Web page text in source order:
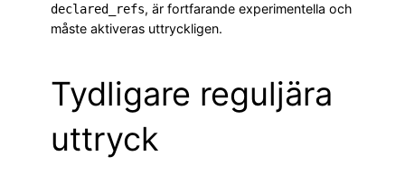
declared_refs, är fortfarande experimentella och
måste aktiveras uttryckligen.
Tydligare reguljära
uttryck